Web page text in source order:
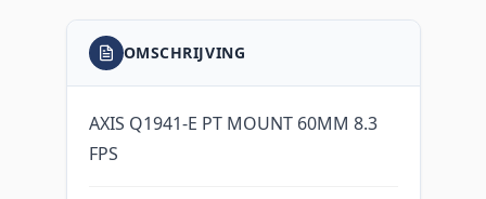
OMSCHRIJVING
AXIS Q1941-E PT MOUNT 60MM 8.3
FPS